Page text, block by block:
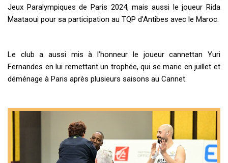
Jeux Paralympiques de Paris 2024, mais aussi le joueur Rida
Maataoui pour sa participation au TQP d’Antibes avec le Maroc.
Le club a aussi mis à l’honneur le joueur cannettan Yuri
Fernandes en lui remettant un trophée, qui se marie en juillet et
déménage à Paris après plusieurs saisons au Cannet.